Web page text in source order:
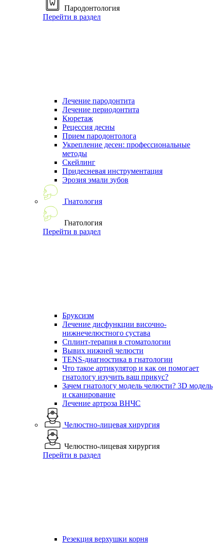
Пародонтология
Перейти в раздел
Лечение пародонтита
Лечение периодонтита
Кюретаж
Рецессия десны
Прием пародонтолога
Укрепление десен: профессиональные
методы
Скейлинг
Придесневая инструментация
Эрозия эмали зубов
Гнатология
Гнатология
Перейти в раздел
Бруксизм
Лечение дисфункции височно-
нижнечелюстного сустава
Сплинт-терапия в стоматологии
Вывих нижней челюсти
TENS-диагностика в гнатологии
Что такое артикулятор и как он помогает
гнатологу изучить ваш прикус?
Зачем гнатологу модель челюсти? 3D модель
и сканирование
Лечение артроза ВНЧС
Челюстно-лицевая хирургия
Челюстно-лицевая хирургия
Перейти в раздел
Резекция верхушки корня